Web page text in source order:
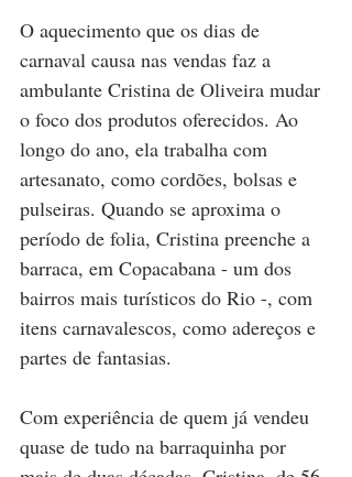
O aquecimento que os dias de
carnaval causa nas vendas faz a
ambulante Cristina de Oliveira mudar
o foco dos produtos oferecidos. Ao
longo do ano, ela trabalha com
artesanato, como cordões, bolsas e
pulseiras. Quando se aproxima o
período de folia, Cristina preenche a
barraca, em Copacabana - um dos
bairros mais turísticos do Rio -, com
itens carnavalescos, como adereços e
partes de fantasias.
Com experiência de quem já vendeu
quase de tudo na barraquinha por